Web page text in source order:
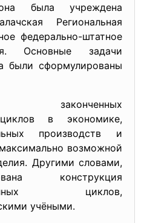
была учреждена
Региональная
федерально-штатное
Основные задачи
были сформулированы
законченных
циклов в экономике,
производств и
возможной
Другими словами,
конструкция
циклов,
учёными.